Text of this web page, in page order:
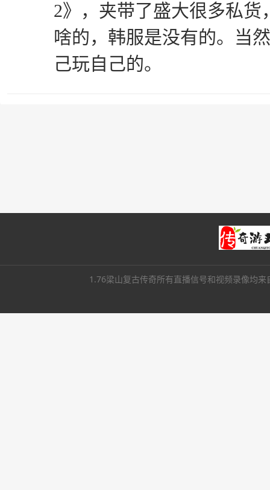
2》，夹带了盛大很多私
啥的，韩服是没有的。当
己玩自己的。
1.76梁山复古传奇所有直播信号和视频录像均